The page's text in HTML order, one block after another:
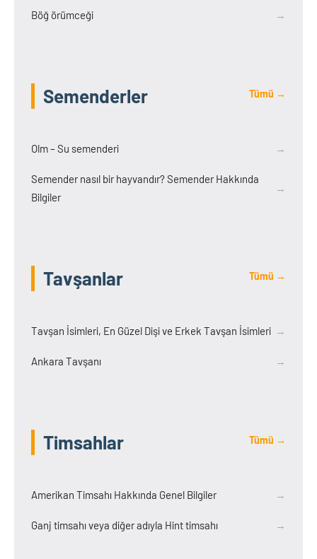
Böğ örümceği →
Semenderler Tümü →
Olm – Su semenderi →
Semender nasıl bir hayvandır? Semender Hakkında
Bilgiler
→
Tavşanlar Tümü →
Tavşan İsimleri, En Güzel Dişi ve Erkek Tavşan İsimleri →
Ankara Tavşanı →
Timsahlar Tümü →
Amerikan Timsahı Hakkında Genel Bilgiler →
Ganj timsahı veya diğer adıyla Hint timsahı →